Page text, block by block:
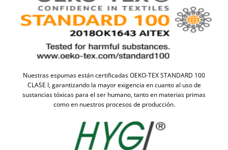
Nuestras espumas están certificadas OEKO-TEX STANDARD 100
CLASE I, garantizando la mayor exigencia en cuanto al uso de
sustancias tóxicas para el ser humano, tanto en materias primas
como en nuestros procesos de producción.